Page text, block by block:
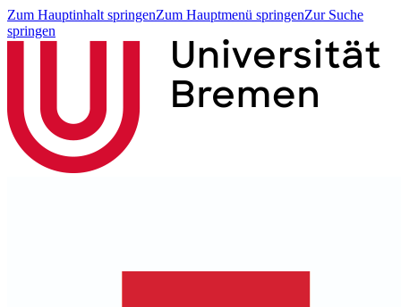
Zum Hauptinhalt springenZum Hauptmenü springenZur Suche
springen